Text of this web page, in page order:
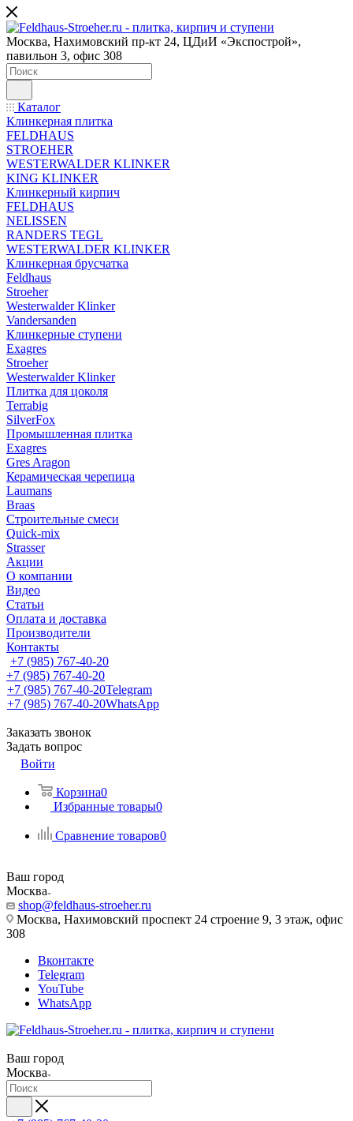
Москва, Нахимовский пр-кт 24, ЦДиИ «Экспострой»,
павильон 3, офис 308
Каталог
Клинкерная плитка
FELDHAUS
STROEHER
WESTERWALDER KLINKER
KING KLINKER
Клинкерный кирпич
FELDHAUS
NELISSEN
RANDERS TEGL
WESTERWALDER KLINKER
Клинкерная брусчатка
Feldhaus
Stroeher
Westerwalder Klinker
Vandersanden
Клинкерные ступени
Exagres
Stroeher
Westerwalder Klinker
Плитка для цоколя
Terrabig
SilverFox
Промышленная плитка
Exagres
Gres Aragon
Керамическая черепица
Laumans
Braas
Строительные смеси
Quick-mix
Strasser
Акции
О компании
Видео
Статьи
Оплата и доставка
Производители
Контакты
+7 (985) 767-40-20
+7 (985) 767-40-20
+7 (985) 767-40-20Telegram
+7 (985) 767-40-20WhatsApp
Заказать звонок
Задать вопрос
Войти
Корзина0
Избранные товары0
Сравнение товаров0
Ваш город
Москва
shop@feldhaus-stroeher.ru
Москва, Нахимовский проспект 24 строение 9, 3 этаж, офис
308
Вконтакте
Telegram
YouTube
WhatsApp
Ваш город
Москва